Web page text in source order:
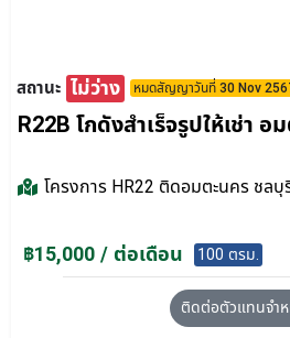
สถานะ ไม่ว่าง หมดสัญญาวันที่ 30 Nov
R22B โกดังสำเร็จรูปให้เช่า
โครงการ HR22 ติดอมตะนคร ชลบุ
฿15,000 / ต่อเดือน 100 ตรม.
ติดต่อตัวแทนจำ